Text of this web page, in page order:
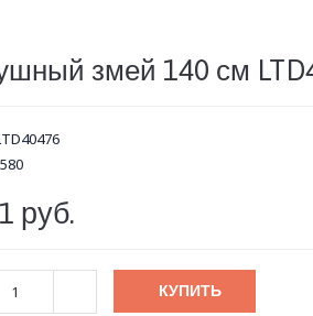
змей 140 см
580
руб.
КУПИТЬ